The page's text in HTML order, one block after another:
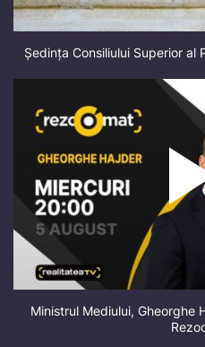
Ședința Consiliului Superior
Ministrul Mediului, Gheorghe